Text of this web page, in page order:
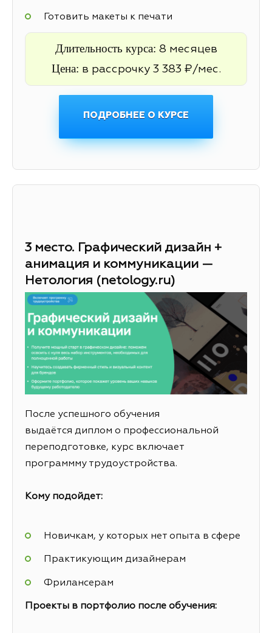
Готовить макеты к печати
Длительность курса: 8 месяцев
Цена: в рассрочку 3 383 ₽/мес.
ПОДРОБНЕЕ О КУРСЕ
3 место. Графический дизайн +
анимация и коммуникации —
Нетология (netology.ru)
После успешного обучения
выдаётся диплом о профессиональной
переподготовке, курс включает
программму трудоустройства.
Кому подойдет:
Новичкам, у которых нет опыта в сфере
Практикующим дизайнерам
Фрилансерам
Проекты в портфолио после обучения: